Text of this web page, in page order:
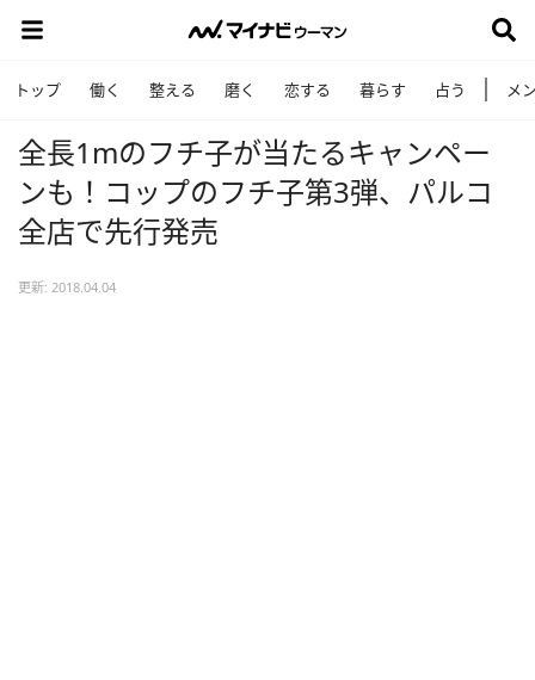
トップ 働く 整える 磨く 恋する 暮らす 占う メ
全長1mのフチ子が当たるキャンペー
ンも！コップのフチ子第3弾、パルコ
全店で先行発売
更新: 2018.04.04